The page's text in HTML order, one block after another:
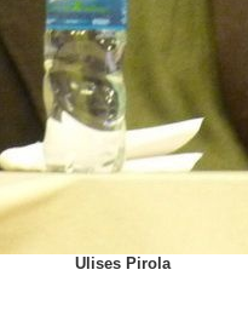
Ulises Pirola